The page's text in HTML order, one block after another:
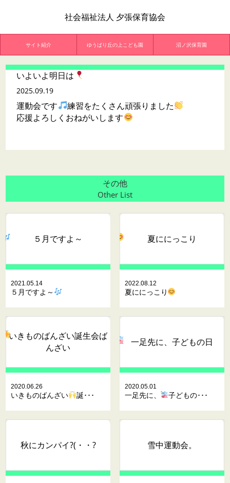
社会福祉法人 夕張保育協会
サイト紹介 ゆうばり丘の上こども園 沼ノ沢保育園
いよいよ明日は
2025.09.19
運動会です
練習をたくさん頑張りました
応援よろしくおねがいします
その他
Other List
５月ですよ～
2021.05.14
５月ですよ～
夏ににっこり
2022.08.12
夏ににっこり
いきものばんざい誕生会ば
んざい
2020.06.26
いきものばんざい 誕･･･
一足先に、 子どもの日
2020.05.01
一足先に、 子どもの･･･
秋にカンパイ?(・・? 雪中運動会。